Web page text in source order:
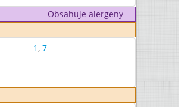
Obsahuje alergeny
1, 7